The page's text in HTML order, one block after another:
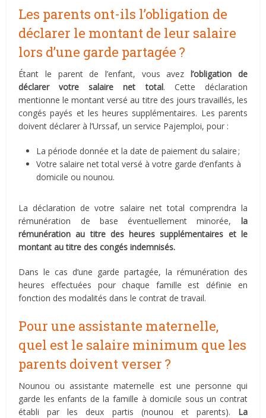
Les parents ont-ils l’obligation de
déclarer le montant de leur salaire
lors d’une garde partagée ?
Étant le parent de l’enfant, vous avezl’obligation de
déclarer votre salaire net total. Cette déclaration
mentionne le montant versé au titre des jours travaillés, les
congés payés et les heures supplémentaires. Les parents
doivent déclarer à l’Urssaf, un service Pajemploi, pour :
La période donnée et la date de paiement du salaire ;
Votre salaire net total versé à votre garde d’enfants à
domicile ou nounou.
La déclaration de votre salaire net total comprendra la
rémunération de base éventuellement minorée, la
rémunération au titre des heures supplémentaires et le
montant au titre des congés indemnisés.
Dans le cas d’une garde partagée, la rémunération des
heures effectuées pour chaque famille est définie en
fonction des modalités dans le contrat de travail.
Pour une assistante maternelle,
quel est le salaire minimum que les
parents doivent verser ?
Nounou ou assistante maternelle est une personne qui
garde les enfants de la famille à domicile sous un contrat
établi par les deux partis (nounou et parents). La